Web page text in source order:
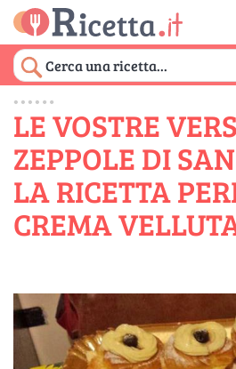
LE VOSTRE
ZEPPOLE DI
LA RICETTA
CREMA